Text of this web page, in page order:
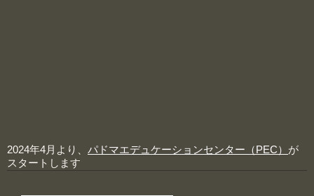
2024年4月より、 パドマエデュケーションセンター（PEC） が
スタートします